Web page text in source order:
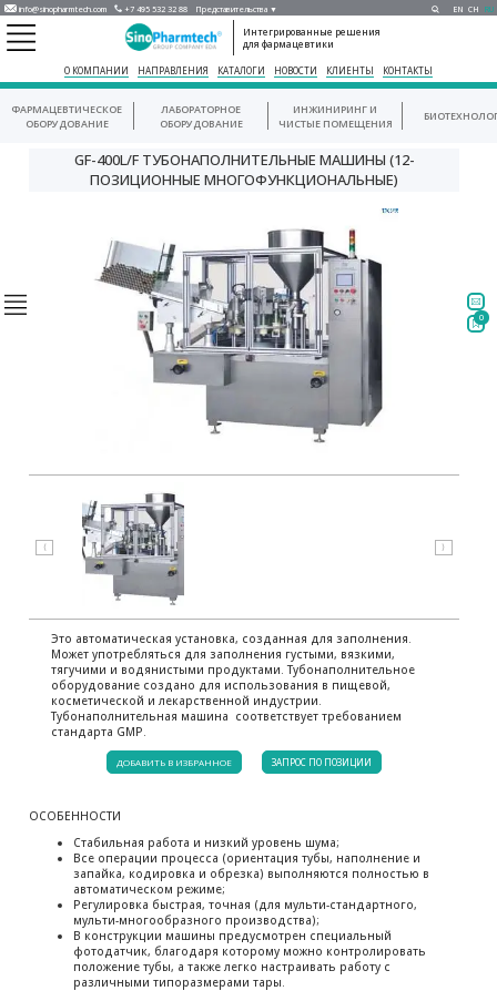
info@sinopharmtech.com +7 495 532 32 88 Представительства ▼ EN CH RU
Интегрированные решения
для фармацевтики
О КОМПАНИИ НАПРАВЛЕНИЯ КАТАЛОГИ НОВОСТИ КЛИЕНТЫ КОНТАКТЫ
ФАРМАЦЕВТИЧЕСКОЕ
ОБОРУДОВАНИЕ
ЛАБОРАТОРНОЕ
ОБОРУДОВАНИЕ
ИНЖИНИРИНГ И
ЧИСТЫЕ ПОМЕЩЕНИЯ
GF-400L/F ТУБОНАПОЛНИТЕЛЬНЫЕ МАШИНЫ (12-
ПОЗИЦИОННЫЕ МНОГОФУНКЦИОНАЛЬНЫЕ)
⟨ ⟩
Это автоматическая установка, созданная для заполнения.
Может употребляться для заполнения густыми, вязкими,
тягучими и водянистыми продуктами. Тубонаполнительное
оборудование создано для использования в пищевой,
косметической и лекарственной индустрии.
Тубонаполнительная машина соответствует требованием
стандарта GMP.
ДОБАВИТЬ В ИЗБРАННОЕ ЗАПРОС ПО ПОЗИЦИИ
ОСОБЕННОСТИ
Стабильная работа и низкий уровень шума;
Все операции процесса (ориентация тубы, наполнение и
запайка, кодировка и обрезка) выполняются полностью в
автоматическом режиме;
Регулировка быстрая, точная (для мульти-стандартного,
мульти-многообразного производства);
В конструкции машины предусмотрен специальный
фотодатчик, благодаря которому можно контролировать
положение тубы, а также легко настраивать работу с
различными типоразмерами тары.
0